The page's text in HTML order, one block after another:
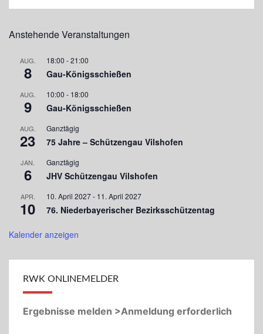
Anstehende Veranstaltungen
AUG.
8
18:00 -21:00
Gau-Königsschießen
AUG.
9
10:00 - 18:00
Gau-Königsschießen
AUG.
23
Ganztägig
75 Jahre – Schützengau Vilshofen
JAN.
6
Ganztägig
JHV Schützengau Vilshofen
APR.
10
10. April 2027- 11. April 2027
76. Niederbayerischer Bezirksschützentag
Kalender anzeigen
RWK ONLINEMELDER
Ergebnisse melden >Anmeldung erforderlich